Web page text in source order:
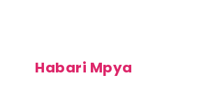
Habari Mpya